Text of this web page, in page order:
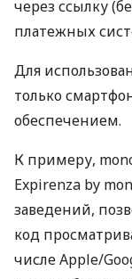
через ссылку
платежных
Для
только
обеспечением.
К примеру,
Expirenza by
заведений,
код
числе Apple/